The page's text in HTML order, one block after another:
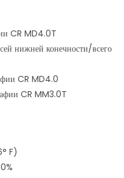
CR MD4.0T
нижней конечности/всего
CR MD4.0
CR MM3.0T
F)